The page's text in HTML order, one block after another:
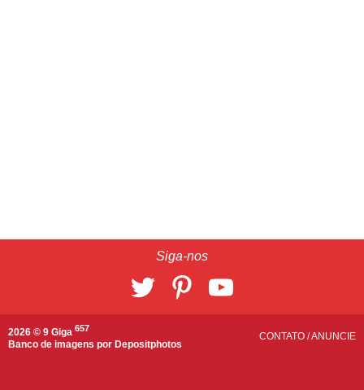
Siga-nos
2026 © 9 Giga 657
Banco de imagens por Depositphotos
CONTATO /ANUNCIE